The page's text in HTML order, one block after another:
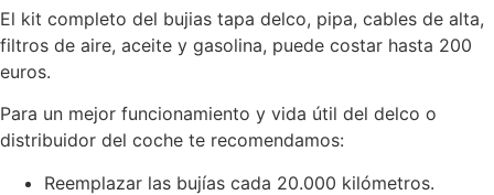
El kit completo del bujias tapa delco, pipa, cables de alta,
filtros de aire, aceite y gasolina, puede costar hasta 200
euros.
Para un mejor funcionamiento y vida útil del delco o
distribuidor del coche te recomendamos:
Reemplazar las bujías cada 20.000 kilómetros.